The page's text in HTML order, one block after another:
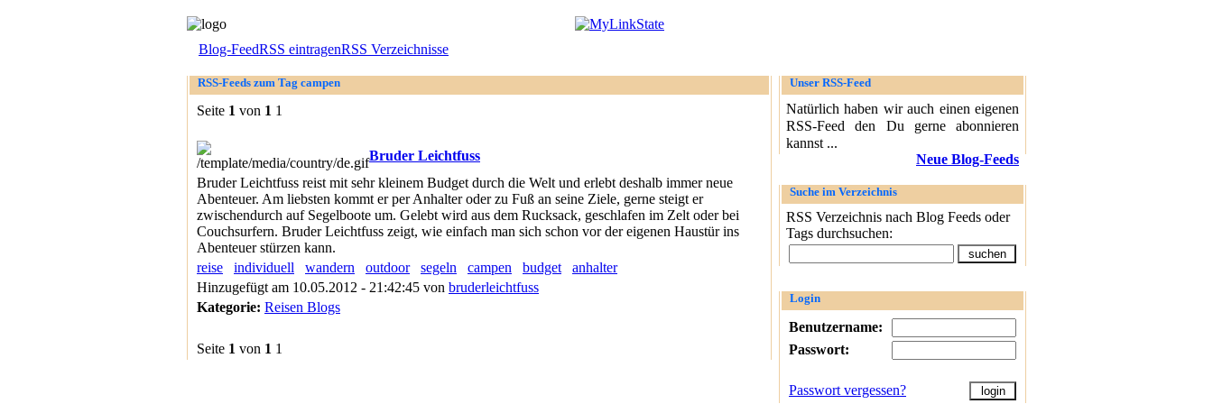
Blog-FeedRSS eintragenRSS Verzeichnisse
RSS-Feeds zum Tag campen
Seite 1 von 1 1
Bruder Leichtfuss
Bruder Leichtfuss reist mit sehr kleinem Budget durch die Welt und erlebt deshalb immer neue
Abenteuer. Am liebsten kommt er per Anhalter oder zu Fuß an seine Ziele, gerne steigt er
zwischendurch auf Segelboote um. Gelebt wird aus dem Rucksack, geschlafen im Zelt oder bei
Couchsurfern. Bruder Leichtfuss zeigt, wie einfach man sich schon vor der eigenen Haustür ins
Abenteuer stürzen kann.
reise
individuell wandern outdoor segeln campen budget
anhalter
Hinzugefügt am 10.05.2012 - 21:42:45 von bruderleichtfuss
Kategorie: Reisen Blogs
Seite 1 von 1 1
Unser RSS-Feed
Natürlich haben wir auch einen eigenen
RSS-Feed den Du gerne abonnieren
kannst ...
Neue Blog-Feeds
Suche im Verzeichnis
RSS Verzeichnis nach Blog Feeds oder
Tags durchsuchen:
Login
Benutzername:
Passwort:
Passwort vergessen?